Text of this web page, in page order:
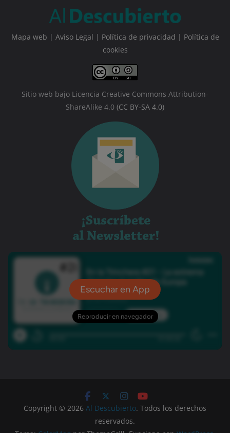
Mapa web | Aviso Legal | Política de privacidad | Política de
cookies
Sitio web bajo Licencia Creative Commons Attribution-
ShareAlike 4.0 (CC BY-SA 4.0)
Copyright © 2026 Al Descubierto. Todos los derechos
reservados.